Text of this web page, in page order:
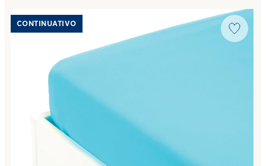
Link to "Lenzuolo Inferiore Cotone tinta unita
CONTINUATIVO